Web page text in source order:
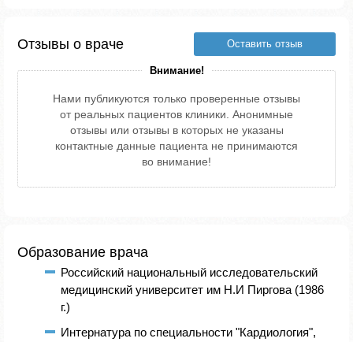
Отзывы о враче Оставить отзыв
Внимание!
Нами публикуются только проверенные отзывы
от реальных пациентов клиники. Анонимные
отзывы или отзывы в которых не указаны
контактные данные пациента не принимаются
во внимание!
Образование врача
Российский национальный исследовательский
медицинский университет им Н.И Пиргова (1986
г.)
Интернатура по специальности "Кардиология",